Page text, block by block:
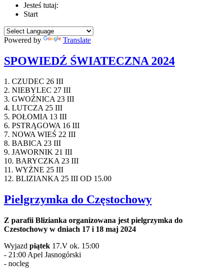
Jesteś tutaj:
Start
Powered by Translate
SPOWIEDŹ ŚWIATECZNA 2024
1. CZUDEC 26 III
2. NIEBYLEC 27 III
3. GWOŹNICA 23 III
4. LUTCZA 25 III
5. POŁOMIA 13 III
6. PSTRĄGOWA 16 III
7. NOWA WIEŚ 22 III
8. BABICA 23 III
9. JAWORNIK 21 III
10. BARYCZKA 23 III
11. WYŻNE 25 III
12. BLIZIANKA 25 III OD 15.00
Pielgrzymka do Częstochowy
Z parafii Blizianka organizowana jest pielgrzymka do
Czestochowy w dniach 17 i 18 maj 2024
Wyjazd piątek 17.V ok. 15:00
- 21:00 Apel Jasnogórski
- nocleg